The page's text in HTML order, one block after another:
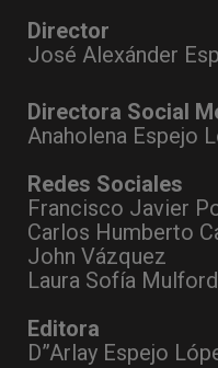
Director
José Alexánder
Directora Social
Anaholena Espejo
Redes Sociales
Francisco Javier
Carlos Humberto
John Vázquez
Laura Sofía Mulford
Editora
D”Arlay Espejo